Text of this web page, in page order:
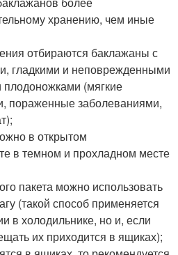
хранению, чем иные
отбираются баклажаны с
гладкими и неповрежденными
(мягкие
пораженные заболеваниями,
в открытом
в темном и прохладном месте
пакета можно использовать
(такой способ применяется
в холодильнике, но и, если
их приходится в ящиках);